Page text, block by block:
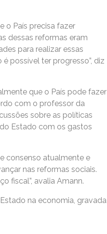
o País precisa fazer
dessas reformas eram
para realizar essas
possível ter progresso”, diz
que o País pode fazer
com o professor da
sobre as políticas
Estado com os gastos
consenso atualmente e
nas reformas sociais.
fiscal”, avalia Amann.
na economia, gravada